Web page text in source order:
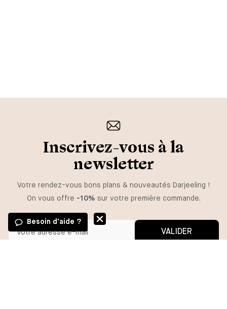
Inscrivez-vous à la
newsletter
Votre rendez-vous bons plans & nouveautés Darjeeling !
On vous offre -10% sur votre première commande.
VALIDER
Besoin d'aide ?